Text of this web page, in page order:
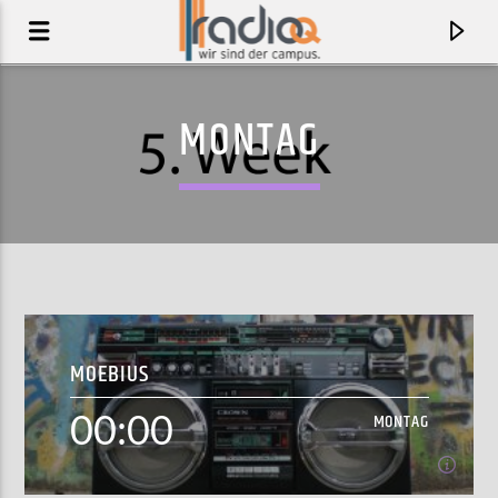
AKTUELLER TRACK
PAPEL
TALCO
MONTAG
MOEBIUS
00:00 MONTAG